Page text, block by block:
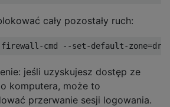
cały pozostały ruch:
jeśli uzyskujesz dostęp ze
komputera, może to
przerwanie sesji logowania.